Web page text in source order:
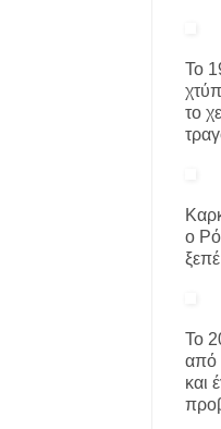
Το
το
ο
Το
από
και